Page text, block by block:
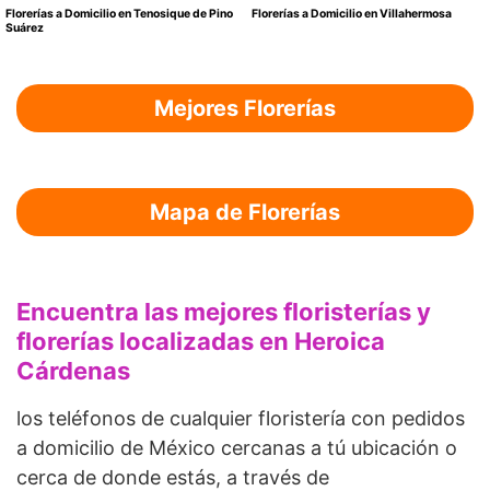
Florerías a Domicilio en Tenosique de Pino
Suárez
Florerías a Domicilio en Villahermosa
Mejores Florerías
Mapa de Florerías
Encuentra las mejores floristerías y
florerías localizadas en Heroica
Cárdenas
los teléfonos de cualquier floristería con pedidos
a domicilio de México cercanas a tú ubicación o
cerca de donde estás, a través de